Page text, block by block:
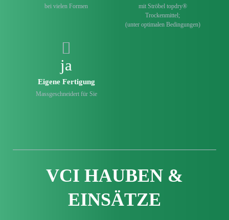
bei vielen Formen
mit Ströbel topdry®
Trockenmittel;
(unter optimalen Bedingungen)
ja
Eigene Fertigung
Mass­geschneidert für Sie
VCI HAUBEN &
EINSÄTZE